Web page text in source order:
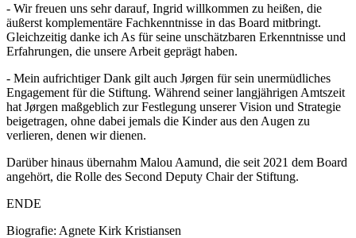
- Wir freuen uns sehr darauf, Ingrid willkommen zu heißen, die
äußerst komplementäre Fachkenntnisse in das Board mitbringt.
Gleichzeitig danke ich As für seine unschätzbaren Erkenntnisse und
Erfahrungen, die unsere Arbeit geprägt haben.
- Mein aufrichtiger Dank gilt auch Jørgen für sein unermüdliches
Engagement für die Stiftung. Während seiner langjährigen Amtszeit
hat Jørgen maßgeblich zur Festlegung unserer Vision und Strategie
beigetragen, ohne dabei jemals die Kinder aus den Augen zu
verlieren, denen wir dienen.
Darüber hinaus übernahm Malou Aamund, die seit 2021 dem Board
angehört, die Rolle des Second Deputy Chair der Stiftung.
ENDE
Biografie: Agnete Kirk Kristiansen